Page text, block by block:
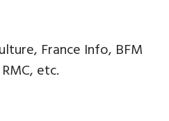
France Info, BFM
etc.